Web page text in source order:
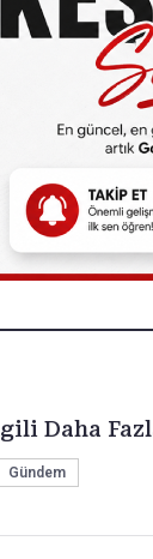
Daha
Gündem